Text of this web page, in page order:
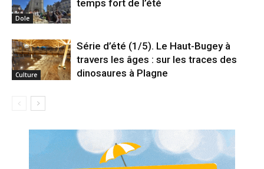
Dole
temps fort de l’été
Culture
Série d’été (1/5). Le Haut-Bugey à
travers les âges : sur les traces des
dinosaures à Plagne